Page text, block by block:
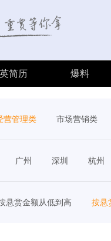
简历 爆料
营管理类 市场营销类
广州 深圳 杭州
悬赏金额从低到高 按悬